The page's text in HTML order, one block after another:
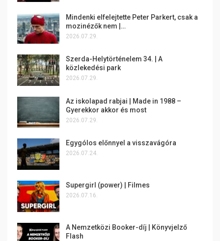
Mindenki elfelejtette Peter Parkert, csak a
mozinézők nem |…
2026.07.29.
Szerda-Helytörténelem 34. | A
közlekedési park
2026.07.29.
Az iskolapad rabjai | Made in 1988 –
Gyerekkor akkor és most
2026.07.29.
Egygólos előnnyel a visszavágóra
2026.07.24.
Supergirl (power) | Filmes
2026.07.16.
A Nemzetközi Booker-díj | Könyvjelző
Flash